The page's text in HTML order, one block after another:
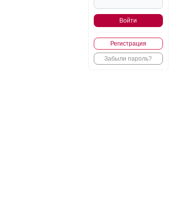
Регистрация
Забыли пароль?